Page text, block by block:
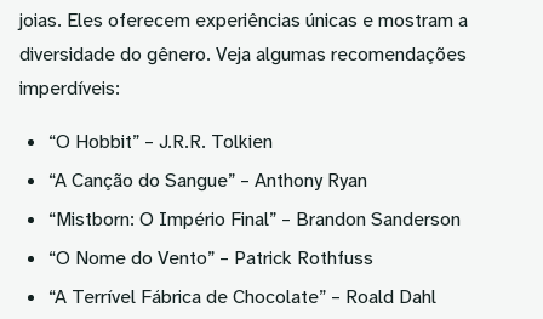
joias. Eles oferecem experiências únicas e mostram a
diversidade do gênero. Veja algumas recomendações
imperdíveis:
“O Hobbit” – J.R.R. Tolkien
“A Canção do Sangue” – Anthony Ryan
“Mistborn: O Império Final” – Brandon Sanderson
“O Nome do Vento” – Patrick Rothfuss
“A Terrível Fábrica de Chocolate” – Roald Dahl